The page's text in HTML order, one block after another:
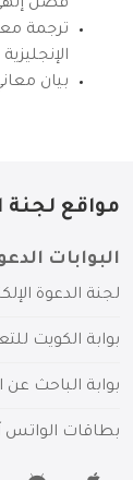
فضل
ترجمة
الإنجليزية
بيان
مواقع لجنة
البوابات
لجنة الدعوة
بوابة الكويت
بوابة الباحث عن
بطاقات الواتس